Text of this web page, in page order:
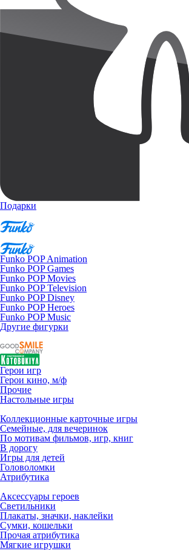
Подарки
Funko POP Animation
Funko POP Games
Funko POP Movies
Funko POP Television
Funko POP Disney
Funko POP Heroes
Funko POP Music
Другие фигурки
Герои игр
Герои кино, м/ф
Прочие
Настольные игры
Коллекционные карточные игры
Семейные, для вечеринок
По мотивам фильмов, игр, книг
В дорогу
Игры для детей
Головоломки
Атрибутика
Аксессуары героев
Светильники
Плакаты, значки, наклейки
Сумки, кошельки
Прочая атрибутика
Мягкие игрушки